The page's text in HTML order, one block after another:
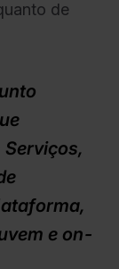
de
e on-